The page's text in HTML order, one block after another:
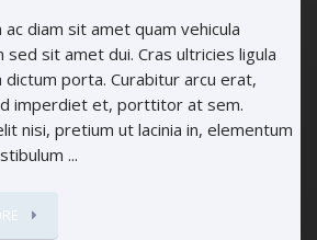
ac diam sit amet quam vehicula
sed sit amet dui. Cras ultricies ligula
dictum porta. Curabitur arcu erat,
imperdiet et, porttitor at sem.
nisi, pretium ut lacinia in, elementum
...